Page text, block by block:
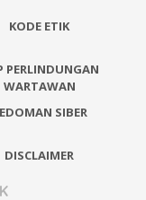
KODE ETIK
PERLINDUNGAN
WARTAWAN
SIBER
DISCLAIMER